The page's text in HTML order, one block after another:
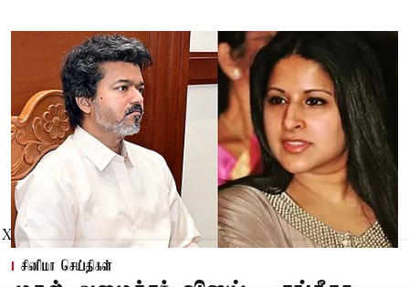
சினிமா செய்திகள்
X